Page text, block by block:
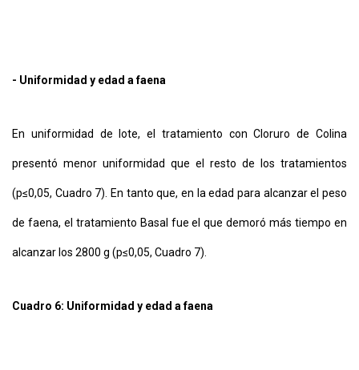
- Uniformidad y edad a faena
En uniformidad de lote, el tratamiento con Cloruro de Colina
presentó menor uniformidad que el resto de los tratamientos
(p≤0,05, Cuadro 7). En tanto que, en la edad para alcanzar el peso
de faena, el tratamiento Basal fue el que demoró más tiempo en
alcanzar los 2800 g (p≤0,05, Cuadro 7).
Cuadro 6: Uniformidad y edad a faena